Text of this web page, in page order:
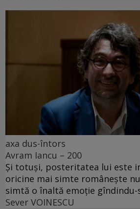
axa dus-întors
Avram Iancu – 200
Și totuși, posteritatea lui este
oricine mai simte românește
simtă o înaltă emoție gîndindu-
Sever VOINESCU